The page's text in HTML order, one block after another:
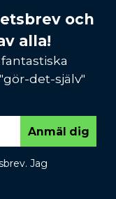
och
alla!
det-själv"
Anmäl dig
Jag